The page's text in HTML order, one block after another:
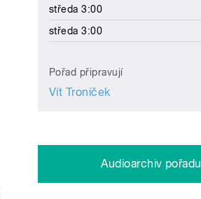
středa 3:00
středa 3:00
Pořad připravují
Vít Troníček
Audioarchiv pořadu